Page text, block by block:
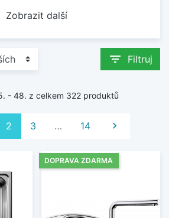
Zobrazit další
filter_list Filtruj
- 48. z celkem 322 produktů
2 3 … 14 Další

DOPRAVA ZDARMA